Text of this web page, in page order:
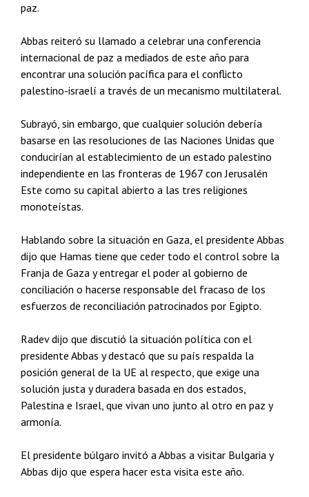
paz.
Abbas reiteró su llamado a celebrar una conferencia
internacional de paz a mediados de este año para
encontrar una solución pacífica para el conflicto
palestino-israelí a través de un mecanismo multilateral.
Subrayó, sin embargo, que cualquier solución debería
basarse en las resoluciones de las Naciones Unidas que
conducirían al establecimiento de un estado palestino
independiente en las fronteras de 1967 con Jerusalén
Este como su capital abierto a las tres religiones
monoteístas.
Hablando sobre la situación en Gaza, el presidente Abbas
dijo que Hamas tiene que ceder todo el control sobre la
Franja de Gaza y entregar el poder al gobierno de
conciliación o hacerse responsable del fracaso de los
esfuerzos de reconciliación patrocinados por Egipto.
Radev dijo que discutió la situación política con el
presidente Abbas y destacó que su país respalda la
posición general de la UE al respecto, que exige una
solución justa y duradera basada en dos estados,
Palestina e Israel, que vivan uno junto al otro en paz y
armonía.
El presidente búlgaro invitó a Abbas a visitar Bulgaria y
Abbas dijo que espera hacer esta visita este año.